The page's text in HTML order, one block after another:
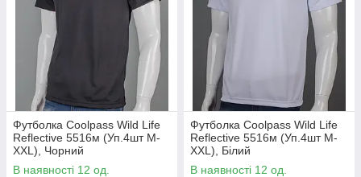
Футболка Coolpass Wild Life
Reflective 5516м (Уп.4шт M-
XXL), Чорний
В наявності 12 од.
Футболка Coolpass Wild Life
Reflective 5516м (Уп.4шт M-
XXL), Білий
В наявності 12 од.